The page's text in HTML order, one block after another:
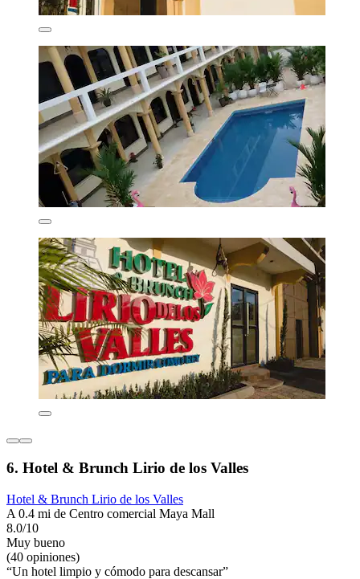
6. Hotel & Brunch Lirio de los Valles
Hotel & Brunch Lirio de los Valles
A 0.4 mi de Centro comercial Maya Mall
8.0/10
Muy bueno
(40 opiniones)
“Un hotel limpio y cómodo para descansar”